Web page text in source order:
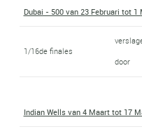
Dubai - 500 van 23 Februari tot
1/16de finales
door
Indian Wells van 4 Maart tot 17